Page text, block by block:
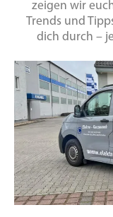
zeigen wir
Trends und
dich durch –